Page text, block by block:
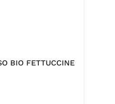
BIO FETTUCCINE